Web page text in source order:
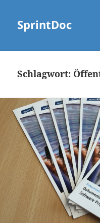
SprintDoc
Schlagwort: